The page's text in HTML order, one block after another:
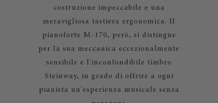
costruzione impeccabile e una
meravigliosa tastiera ergonomica. Il
pianoforte M-170, però, si distingue
per la sua meccanica eccezionalmente
sensibile e l'inconfondibile timbro
Steinway, in grado di offrire a ogni
pianista un'esperienza musicale senza